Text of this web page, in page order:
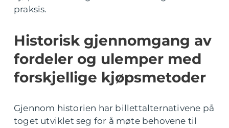
praksis.
Historisk gjennomgang av
fordeler og ulemper med
forskjellige kjøpsmetoder
Gjennom historien har billettalternativene på
toget utviklet seg for å møte behovene til